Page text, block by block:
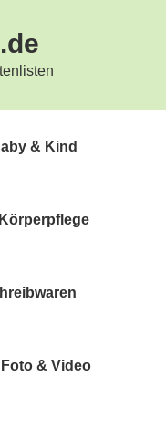
& Kind
Foto & Video